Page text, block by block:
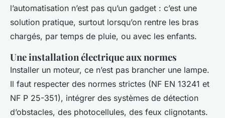
l’automatisation n’est pas qu’un gadget : c’est une
solution pratique, surtout lorsqu’on rentre les bras
chargés, par temps de pluie, ou avec les enfants.
Une installation électrique aux normes
Installer un moteur, ce n’est pas brancher une lampe.
Il faut respecter des normes strictes (NF EN 13241 et
NF P 25-351), intégrer des systèmes de détection
d’obstacles, des photocellules, des feux clignotants.